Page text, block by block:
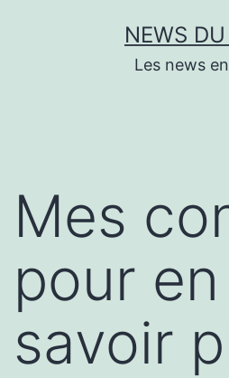
NEWS
Les news
Mes
pour en
savoir